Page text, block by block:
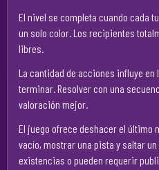
El nivel se completa cuando cada
un solo color. Los recipientes
libres.
La cantidad de acciones influye
terminar. Resolver con una
valoración mejor.
El juego ofrece deshacer el último
vacío, mostrar una pista y saltar
existencias o pueden requerir